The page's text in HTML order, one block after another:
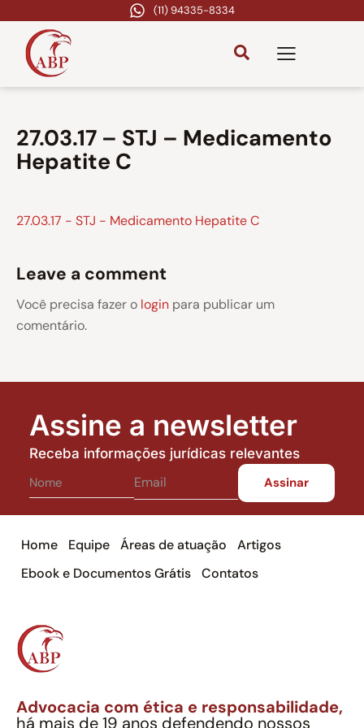
(11) 94335-8334
27.03.17 – STJ – Medicamento
Hepatite C
27.03.17 - STJ - Medicamento Hepatite C
Leave a comment
Você precisa fazer o login para publicar um
comentário.
Assine a newsletter
Receba informações jurídicas relevantes
Home Equipe Áreas de atuação
Artigos
Ebook e Documentos Grátis
Contatos
Advocacia com ética e responsabilidade,
há mais de 19 anos defendendo nossos